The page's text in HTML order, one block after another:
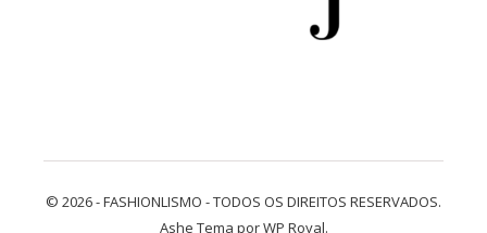
© 2026 - FASHIONLISMO - TODOS OS DIREITOS RESERVADOS.
Ashe Tema porWP Royal.